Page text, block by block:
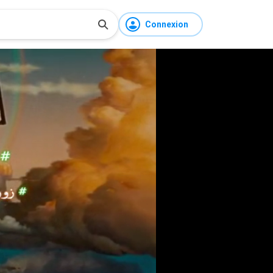
Connexion